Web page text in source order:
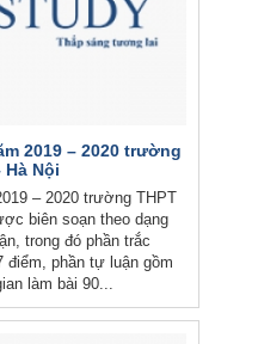
2019 – 2020 trường
Nội
– 2020 trường THPT
biên soạn theo dạng
trong đó phần trắc
điểm, phần tự luận gồm
làm bài 90...